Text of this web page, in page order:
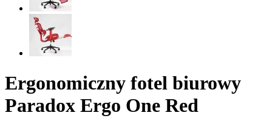
Ergonomiczny fotel biurowy
Paradox Ergo One Red